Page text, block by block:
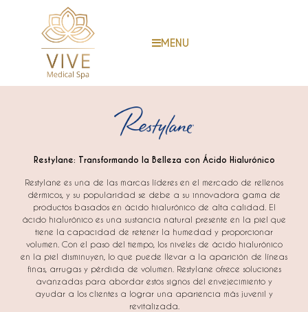
MENU
Restylane: Transformando la Belleza con Ácido Hialurónico
Restylane es una de las marcas líderes en el mercado de rellenos
dérmicos, y su popularidad se debe a su innovadora gama de
productos basados en ácido hialurónico de alta calidad. El
ácido hialurónico es una sustancia natural presente en la piel que
tiene la capacidad de retener la humedad y proporcionar
volumen. Con el paso del tiempo, los niveles de ácido hialurónico
en la piel disminuyen, lo que puede llevar a la aparición de líneas
finas, arrugas y pérdida de volumen. Restylane ofrece soluciones
avanzadas para abordar estos signos del envejecimiento y
ayudar a los clientes a lograr una apariencia más juvenil y
revitalizada.